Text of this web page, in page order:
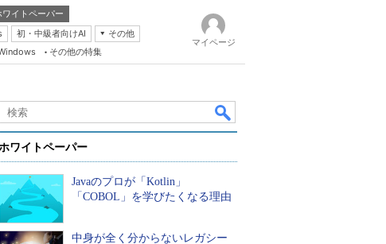
ワイトペーパー
初・中級者向けAI
その他
その他の特集
マイページ
ワイトペーパー
Javaのプロが「Kotlin」
「COBOL」を学びたくなる理由
中身が全く分からないレガシー